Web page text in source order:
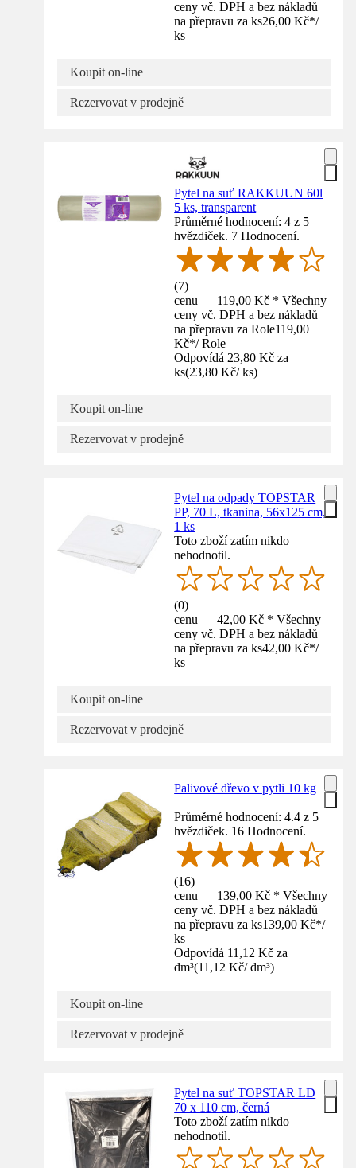
ceny vč. DPH a bez nákladů
na přepravu za ks26,00 Kč*/
ks
Koupit on-line
Rezervovat v prodejně
Pytel na suť RAKKUUN 60l
5 ks, transparent
Průměrné hodnocení: 4 z 5
hvězdiček. 7 Hodnocení.
(7)
cenu — 119,00 Kč * Všechny
ceny vč. DPH a bez nákladů
na přepravu za Role119,00
Kč*/ Role
Odpovídá 23,80 Kč za
ks(23,80 Kč/ ks)
Koupit on-line
Rezervovat v prodejně
Pytel na odpady TOPSTAR
PP, 70 L, tkanina, 56x125 cm,
1 ks
Toto zboží zatím nikdo
nehodnotil.
(0)
cenu — 42,00 Kč * Všechny
ceny vč. DPH a bez nákladů
na přepravu za ks42,00 Kč*/
ks
Koupit on-line
Rezervovat v prodejně
Palivové dřevo v pytli 10 kg
Průměrné hodnocení: 4.4 z 5
hvězdiček. 16 Hodnocení.
(16)
cenu — 139,00 Kč * Všechny
ceny vč. DPH a bez nákladů
na přepravu za ks139,00 Kč*/
ks
Odpovídá 11,12 Kč za
dm³(11,12 Kč/ dm³)
Koupit on-line
Rezervovat v prodejně
Pytel na suť TOPSTAR LD
70 x 110 cm, černá
Toto zboží zatím nikdo
nehodnotil.